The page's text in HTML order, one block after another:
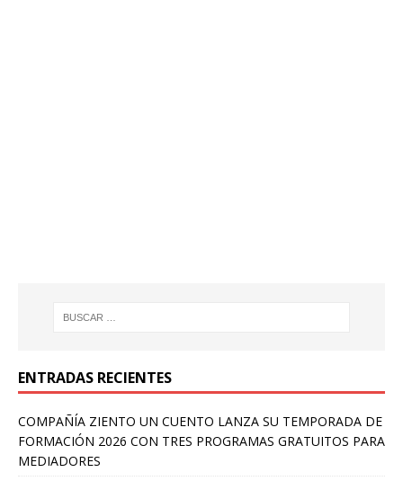
ENTRADAS RECIENTES
COMPAÑÍA ZIENTO UN CUENTO LANZA SU TEMPORADA DE
FORMACIÓN 2026 CON TRES PROGRAMAS GRATUITOS PARA
MEDIADORES